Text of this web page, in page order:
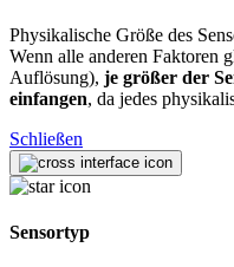
Physikalische Größe des
Wenn alle anderen Faktoren
Auflösung), je größer der
einfangen, da jedes
Schließen
Sensortyp